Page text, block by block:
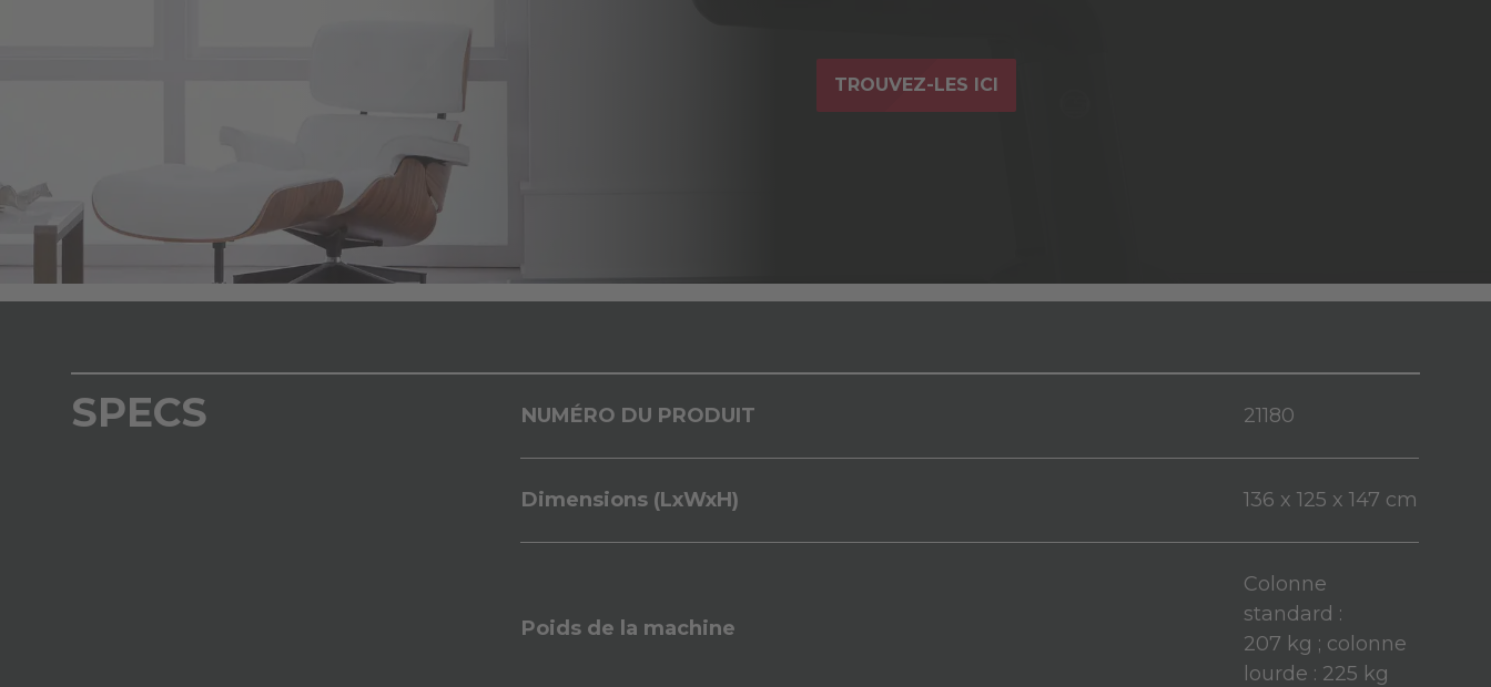
TROUVEZ-LES ICI
SPECS NUMÉRO DU PRODUIT 21180
Dimensions (LxWxH) 136 x 125 x 147 cm
Poids de la machine
Colonne
standard :
207 kg ; colonne
lourde : 225 kg